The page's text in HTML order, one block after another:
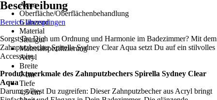
Aqua
Oberfläche/Oberflächenbehandlung
Glänzend
Material
Steingut
Materialspezifizierung
Acryl
Breite
7 cm
Tiefe
4,5 cm
Beschreibung
Bereich überspringen
Sorgst Du Dich um Ordnung und Harmonie im Badezimmer? Mit dem
Zahnputzbecher Spirella Sydney Clear Aqua setzt Du auf ein stilvolles
Accessoire.
Produktmerkmale des Zahnputzbechers Spirella Sydney Clear
Aqua
Darum solltest Du zugreifen: Dieser Zahnputzbecher aus Acryl bringt